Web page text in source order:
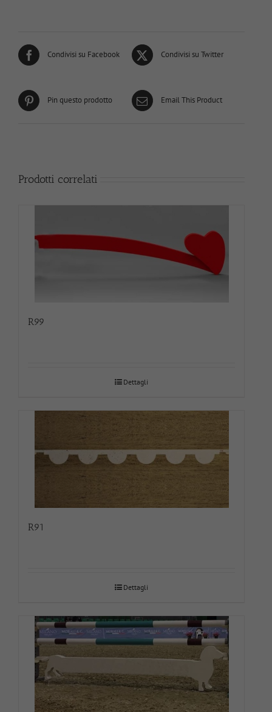
Condivisi su Facebook Condivisi su Twitter
Pin questo prodotto Email This Product
Prodotti correlati
R99
Dettagli
R91
Dettagli